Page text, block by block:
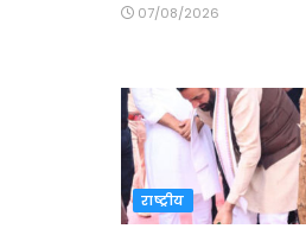
07/08/2026
राष्ट्रीय